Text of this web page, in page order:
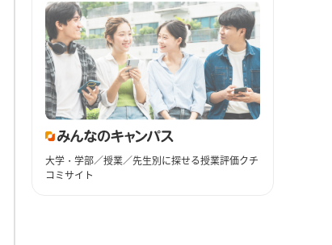
大学・学部／授業／先生別に探せる授業評価クチ
コミサイト